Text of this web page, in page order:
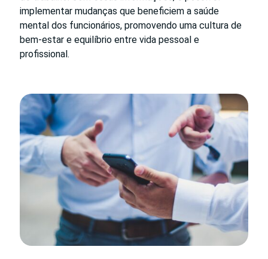
implementar mudanças que beneficiem a saúde
mental dos funcionários, promovendo uma cultura de
bem-estar e equilíbrio entre vida pessoal e
profissional.